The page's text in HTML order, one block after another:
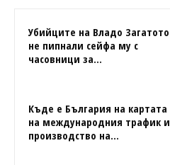
Убийците на Владо Загатото
не пипнали сейфа му с
часовници за...
Къде е България на картата
на международния трафик и
производство на...